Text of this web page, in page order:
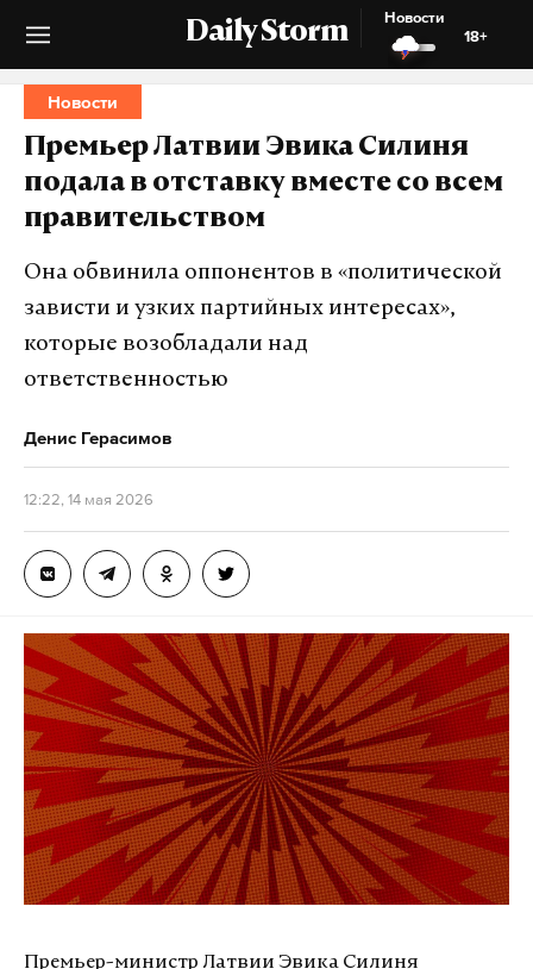
Daily Storm
Новости
18+
Новости
Премьер Латвии Эвика Силиня
подала в отставку вместе со всем
правительством
Она обвинила оппонентов в «политической
зависти и узких партийных интересах»,
которые возобладали над
ответственностью
Денис Герасимов
12:22, 14 мая 2026
Премьер-министр Латвии Эвика Силиня